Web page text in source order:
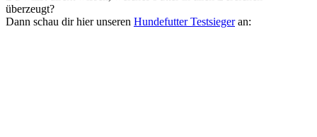
überzeugt?
Dann schau dir hier unseren Hundefutter Testsiegeran: